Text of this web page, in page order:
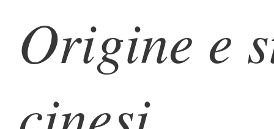
Origine e